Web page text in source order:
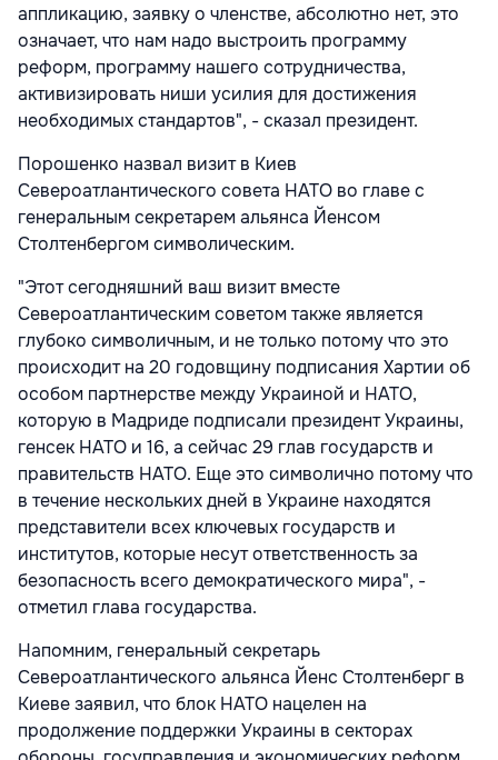
аппликацию, заявку о членстве, абсолютно нет, это
означает, что нам надо выстроить программу
реформ, программу нашего сотрудничества,
активизировать ниши усилия для достижения
необходимых стандартов", - сказал президент.
Порошенко назвал визит в Киев
Североатлантического совета НАТО во главе с
генеральным секретарем альянса Йенсом
Столтенбергом символическим.
"Этот сегодняшний ваш визит вместе
Североатлантическим советом также является
глубоко символичным, и не только потому что это
происходит на 20 годовщину подписания Хартии об
особом партнерстве между Украиной и НАТО,
которую в Мадриде подписали президент Украины,
генсек НАТО и 16, а сейчас 29 глав государств и
правительств НАТО. Еще это символично потому что
в течение нескольких дней в Украине находятся
представители всех ключевых государств и
институтов, которые несут ответственность за
безопасность всего демократического мира", -
отметил глава государства.
Напомним, генеральный секретарь
Североатлантического альянса Йенс Столтенберг в
Киеве заявил, что блок НАТО нацелен на
продолжение поддержки Украины в секторах